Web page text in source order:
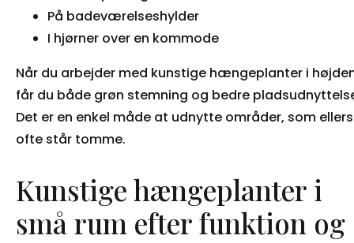
På badeværelseshylder
I hjørner over en kommode
Når du arbejder med kunstige hængeplanter i
får du både grøn stemning og bedre
Det er en enkel måde at udnytte områder, som ellers
ofte står tomme.
Kunstige hængeplanter i
små rum efter funktion og